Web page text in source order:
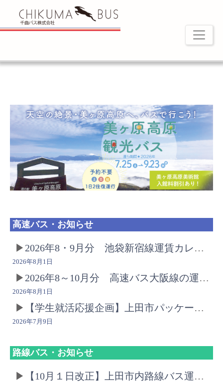
高速バス・お知らせ
2026年8・9月分 池袋新宿線運賃カレンダーにつきまして
2026年8月1日
2026年8～10月分 高速バス大阪線の運賃カレンダーにつきまして
2026年8月1日
【学生就活応援企画】上田市パッケージ型インターンシップ2026について
2026年7月9日
路線バス・お知らせ
【10月１日改正】上田市内路線バス運賃改定のお知らせ